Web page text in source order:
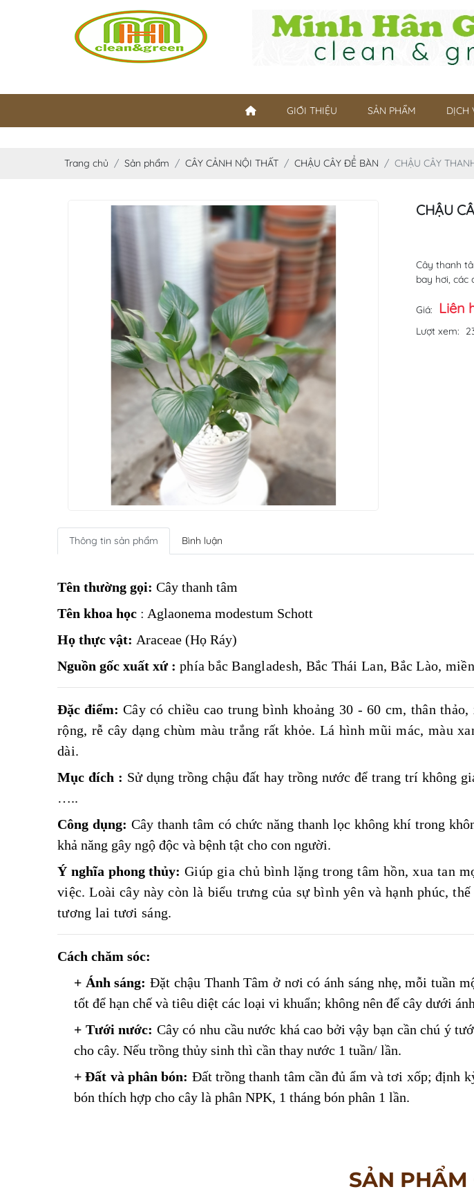
GIỚI THIỆU SẢN PHẨM DỊCH
Trang chủ Sản phẩm CÂY CẢNH NỘI THẤT CHẬU CÂY ĐỂ BÀN CHẬU CÂY
CHẬU
Cây thanh
bay hơi, các
Giá: Liên
Lượt xem:
Thông tin sản phẩm Bình luận
Tên thường gọi: Cây thanh tâm
Tên khoa học : Aglaonema modestum Schott
Họ thực vật: Araceae (Họ Ráy)
Nguồn gốc xuất xứ : phía bắc Bangladesh, Bắc Thái Lan, Bắc Lào,
Đặc điểm: Cây có chiều cao trung bình khoảng 30 - 60 cm, thân thảo,
rộng, rễ cây dạng chùm màu trắng rất khỏe. Lá hình mũi mác, màu
dài.
Mục đích : Sử dụng trồng chậu đất hay trồng nước để trang trí không
…..
Công dụng: Cây thanh tâm có chức năng thanh lọc không khí trong
khả năng gây ngộ độc và bệnh tật cho con người.
Ý nghĩa phong thủy:Giúp gia chủ bình lặng trong tâm hồn, xua tan
việc. Loài cây này còn là biểu trưng của sự bình yên và hạnh phúc,
tương lai tươi sáng.
Cách chăm sóc:
+ Ánh sáng: Đặt chậu Thanh Tâm ở nơi có ánh sáng nhẹ, mỗi tuần
tốt để hạn chế và tiêu diệt các loại vi khuẩn; không nên để cây dưới
+ Tưới nước: Cây có nhu cầu nước khá cao bởi vậy bạn cần chú ý
cho cây. Nếu trồng thủy sinh thì cần thay nước 1 tuần/ lần.
+Đất và phân bón: Đất trồng thanh tâm cần đủ ẩm và tơi xốp; định
bón thích hợp cho cây là phân NPK, 1 tháng bón phân 1 lần.
SẢN PHẨM